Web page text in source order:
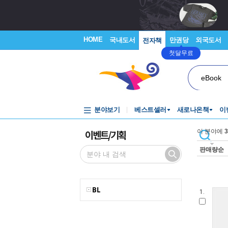
HOME 국내도서 전자책 만권당
첫달무료
외국도서
eBook
분야보기 베스트셀러 새로나온책 이
이벤트/기획
BL
이 분야에 3
판매량순
1.